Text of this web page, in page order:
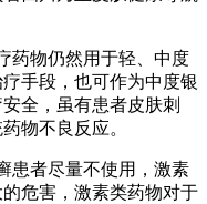
药物仍然用于轻、中度
手段，也可作为中度银
全，虽有患者皮肤刺
物不良反应。
患者尽量不使用，激素
危害，激素类药物对于